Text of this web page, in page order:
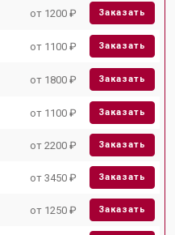
от 1200 ₽ Заказать
от 1100 ₽ Заказать
от 1800 ₽ Заказать
от 1100 ₽ Заказать
от 2200 ₽ Заказать
от 3450 ₽ Заказать
от 1250 ₽ Заказать